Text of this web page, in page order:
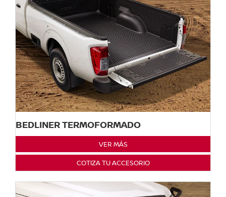
BEDLINER TERMOFORMADO
VER MÁS
COTIZA TU ACCESORIO